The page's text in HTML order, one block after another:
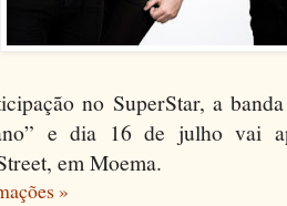
no SuperStar, a
e dia 16 de julho vai
em Moema.
»